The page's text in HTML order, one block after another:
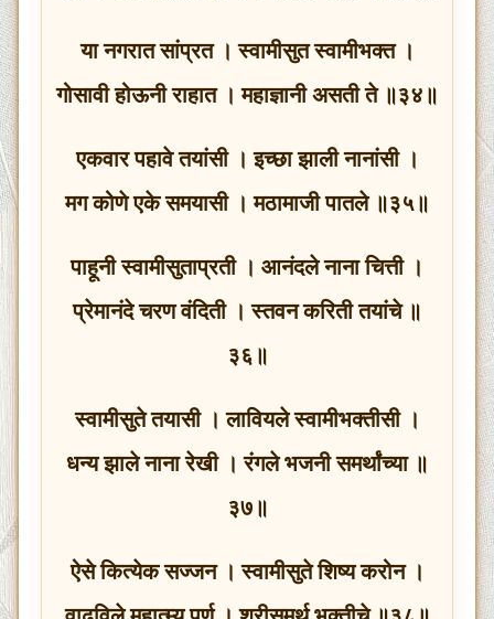
या नगरात सांप्रत । स्वामीसुत स्वामीभक्त ।
गोसावी होऊनी राहात । महाज्ञानी असती ते ॥३४॥
एकवार पहावे तयांसी । इच्छा झाली नानांसी ।
मग कोणे एके समयासी । मठामाजी पातले ॥३५॥
पाहूनी स्वामीसुताप्रती । आनंदले नाना चित्ती ।
प्रेमानंदे चरण वंदिती । स्तवन करिती तयांचे ॥
३६॥
स्वामीसुते तयासी । लावियले स्वामीभक्तीसी ।
धन्य झाले नाना रेखी । रंगले भजनी समर्थांच्या ॥
३७॥
ऐसे कित्येक सज्जन । स्वामीसुते शिष्य करोन ।